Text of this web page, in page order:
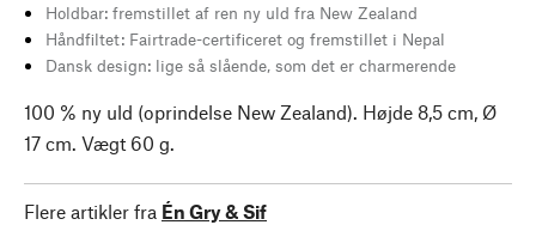
Holdbar: fremstillet af ren ny uld fra New Zealand
Håndfiltet: Fairtrade-certificeret og fremstillet i Nepal
Dansk design: lige så slående, som det er charmerende
100 % ny uld (oprindelse New Zealand). Højde 8,5 cm, Ø
17 cm. Vægt 60 g.
Flere artikler fra Én Gry & Sif